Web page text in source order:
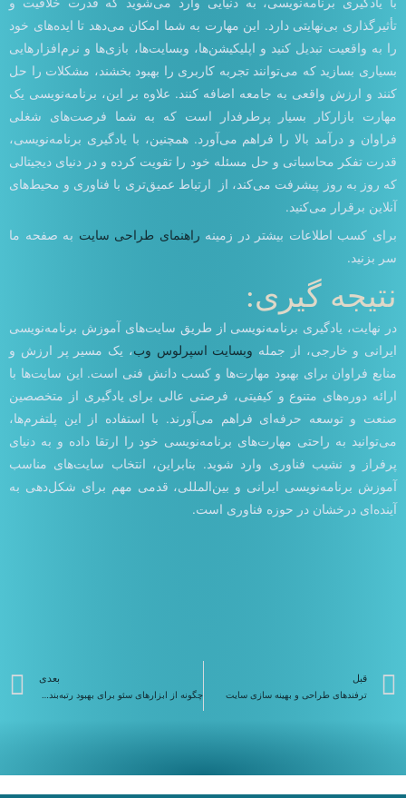
تأثیرگذاری بی‌نهایتی دارد. این مهارت به شما امکان می‌دهد تا ایده‌های خود
را به واقعیت تبدیل کنید و اپلیکیشن‌ها، وبسایت‌ها، بازی‌ها و نرم‌افزارهایی
بسیاری بسازید که می‌توانند تجربه کاربری را بهبود بخشند، مشکلات را حل
کنند و ارزش واقعی به جامعه اضافه کنند. علاوه بر این، برنامه‌نویسی یک
مهارت بازارکار بسیار پرطرفدار است که به شما فرصت‌های شغلی
فراوان و درآمد بالا را فراهم می‌آورد. همچنین، با یادگیری برنامه‌نویسی،
قدرت تفکر محاسباتی و حل مسئله خود را تقویت کرده و در دنیای دیجیتالی
که روز به روز پیشرفت می‌کند، از ارتباط عمیق‌تری با فناوری و محیط‌های
آنلاین برقرار می‌کنید.
برای کسب اطلاعات بیشتر در زمینه راهنمای طراحی سایت به صفحه ما
سر بزنید.
نتیجه گیری:
در نهایت، یادگیری برنامه‌نویسی از طریق سایت‌های آموزش برنامه‌نویسی
ایرانی و خارجی، از جمله وبسایت اسپرلوس وب، یک مسیر پر ارزش و
منابع فراوان برای بهبود مهارت‌ها و کسب دانش فنی است. این سایت‌ها با
ارائه دوره‌های متنوع و کیفیتی، فرصتی عالی برای یادگیری از متخصصین
صنعت و توسعه حرفه‌ای فراهم می‌آورند. با استفاده از این پلتفرم‌ها،
می‌توانید به راحتی مهارت‌های برنامه‌نویسی خود را ارتقا داده و به دنیای
پرفراز و نشیب فناوری وارد شوید. بنابراین، انتخاب سایت‌های مناسب
آموزش برنامه‌نویسی ایرانی و بین‌المللی، قدمی مهم برای شکل‌دهی به
آینده‌ای درخشان در حوزه فناوری است.
قبلی
قبل
ترفندهای طراحی و بهینه سازی سایت‌
بعدی
چگونه از ابزارهای سئو برای بهبود رتبه‌بندی استفاده کنیم؟